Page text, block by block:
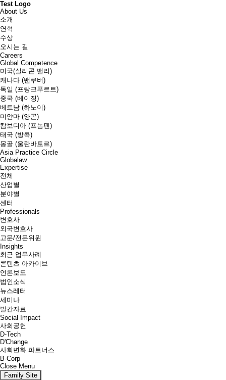
Test Logo
About Us
소개
연혁
수상
오시는 길
Careers
Global Competence
미국(실리콘 밸리)
캐나다 (밴쿠버)
독일 (프랑크푸르트)
중국 (베이징)
베트남 (하노이)
미얀마 (양곤)
캄보디아 (프놈펜)
태국 (방콕)
몽골 (울란바토르)
Asia Practice Circle
Globalaw
Expertise
전체
산업별
분야별
센터
Professionals
변호사
외국변호사
고문/전문위원
Insights
최근 업무사례
콘텐츠 아카이브
언론보도
법인소식
뉴스레터
세미나
발간자료
Social Impact
사회공헌
D-Tech
D'Change
사회변화 파트너스
B-Corp
Close Menu
Family Site